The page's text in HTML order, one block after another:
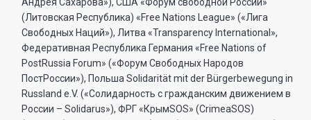
(Литовская Республика) «Free Nations League» («Лига
Свободных Наций»), Литва «Transparеncy International»,
Федеративная Республика Германия «Free Nations of
PostRussia Forum» («Форум Свободных Народов
ПостРоссии»), Польша Solidarität mit der Bürgerbewegung in
Russland e.V. («Солидарность с гражданским движением в
России – Solidarus»), ФРГ «КрымSOS» (CrimeaSOS)